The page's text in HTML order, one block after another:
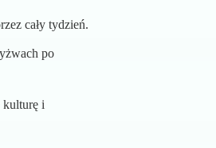
cały tydzień.
po
kulturę i